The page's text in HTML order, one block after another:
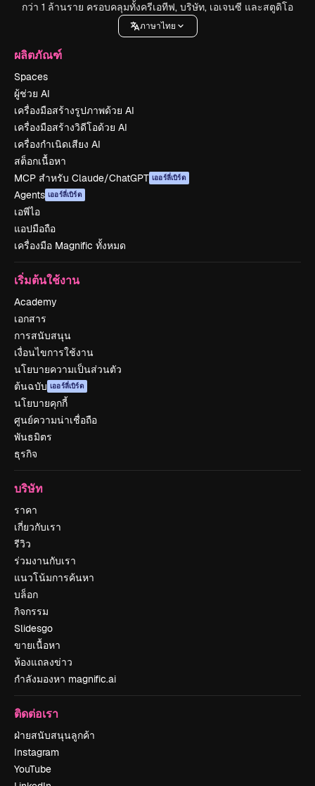
กว่า 1 ล้านราย ครอบคลุมทั้งครีเอทีฟ, บริษัท, เอเจนซี และสตูดิโอ
ภาษาไทย
ผลิตภัณฑ์
Spaces
ผู้ช่วย AI
เครื่องมือสร้างรูปภาพด้วย AI
เครื่องมือสร้างวิดีโอด้วย AI
เครื่องกำเนิดเสียง AI
สต็อกเนื้อหา
MCP สำหรับ Claude/ChatGPT เออร์ลี่เบิร์ด
Agents เออร์ลี่เบิร์ด
เอพีไอ
แอปมือถือ
เครื่องมือ Magnific ทั้งหมด
เริ่มต้นใช้งาน
Academy
เอกสาร
การสนับสนุน
เงื่อนไขการใช้งาน
นโยบายความเป็นส่วนตัว
ต้นฉบับ เออร์ลี่เบิร์ด
นโยบายคุกกี้
ศูนย์ความน่าเชื่อถือ
พันธมิตร
ธุรกิจ
บริษัท
ราคา
เกี่ยวกับเรา
รีวิว
ร่วมงานกับเรา
แนวโน้มการค้นหา
บล็อก
กิจกรรม
Slidesgo
ขายเนื้อหา
ห้องแถลงข่าว
กำลังมองหา magnific.ai
ติดต่อเรา
ฝ่ายสนับสนุนลูกค้า
Instagram
YouTube